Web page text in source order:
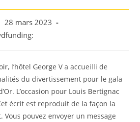
28 mars 2023
l’hôtel George V a accueilli de
du divertissement pour le gala
L’occasion pour Louis Bertignac
écrit est reproduit de la façon la
pouvez envoyer un message